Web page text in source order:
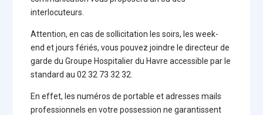
interlocuteurs.
Attention, en cas de sollicitation les soirs, les week-
end et jours fériés, vous pouvez joindre le directeur de
garde du Groupe Hospitalier du Havre accessible par le
standard au 02 32 73 32 32.
En effet, les numéros de portable et adresses mails
professionnels en votre possession ne garantissent